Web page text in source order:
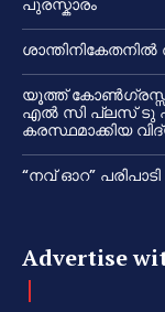
പുരസ്കാരം
യൂത്ത് കോൺഗ്രസ്സ്
എൽ സി പ്ലസ് ടു
കരസ്ഥമാക്കിയ
“നവ് ഓറ” പരിപാടി
Advertise